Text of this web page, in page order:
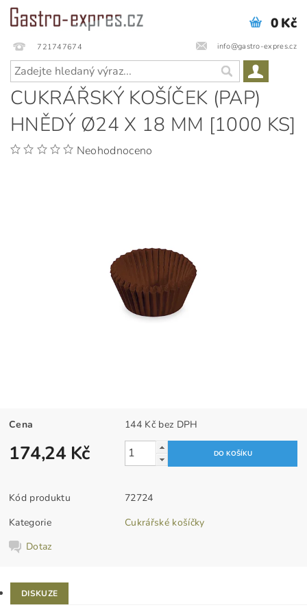
721747674 info@gastro-expres.cz
0 Kč
CUKRÁŘSKÝ KOŠÍČEK (PAP)
HNĚDÝ Ø24 X 18 MM [1000 KS]
Neohodnoceno
Cena 144 Kč bez DPH
174,24 Kč
Kód produktu
72724
Kategorie
Cukrářské košíčky
Dotaz
DISKUZE